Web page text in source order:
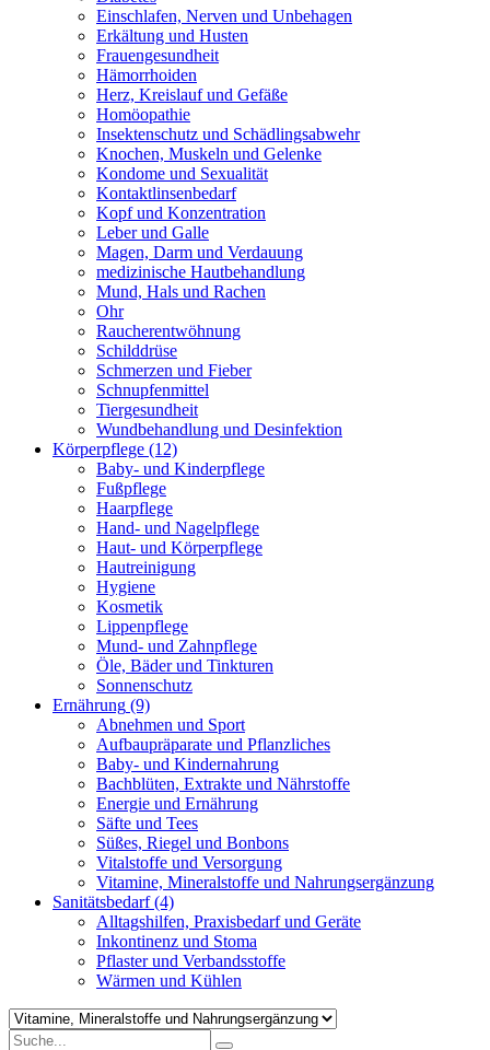
Einschlafen, Nerven und Unbehagen
Erkältung und Husten
Frauengesundheit
Hämorrhoiden
Herz, Kreislauf und Gefäße
Homöopathie
Insektenschutz und Schädlingsabwehr
Knochen, Muskeln und Gelenke
Kondome und Sexualität
Kontaktlinsenbedarf
Kopf und Konzentration
Leber und Galle
Magen, Darm und Verdauung
medizinische Hautbehandlung
Mund, Hals und Rachen
Ohr
Raucherentwöhnung
Schilddrüse
Schmerzen und Fieber
Schnupfenmittel
Tiergesundheit
Wundbehandlung und Desinfektion
Körperpflege (12)
Baby- und Kinderpflege
Fußpflege
Haarpflege
Hand- und Nagelpflege
Haut- und Körperpflege
Hautreinigung
Hygiene
Kosmetik
Lippenpflege
Mund- und Zahnpflege
Öle, Bäder und Tinkturen
Sonnenschutz
Ernährung (9)
Abnehmen und Sport
Aufbaupräparate und Pflanzliches
Baby- und Kindernahrung
Bachblüten, Extrakte und Nährstoffe
Energie und Ernährung
Säfte und Tees
Süßes, Riegel und Bonbons
Vitalstoffe und Versorgung
Vitamine, Mineralstoffe und Nahrungsergänzung
Sanitätsbedarf(4)
Alltagshilfen, Praxisbedarf und Geräte
Inkontinenz und Stoma
Pflaster und Verbandsstoffe
Wärmen und Kühlen